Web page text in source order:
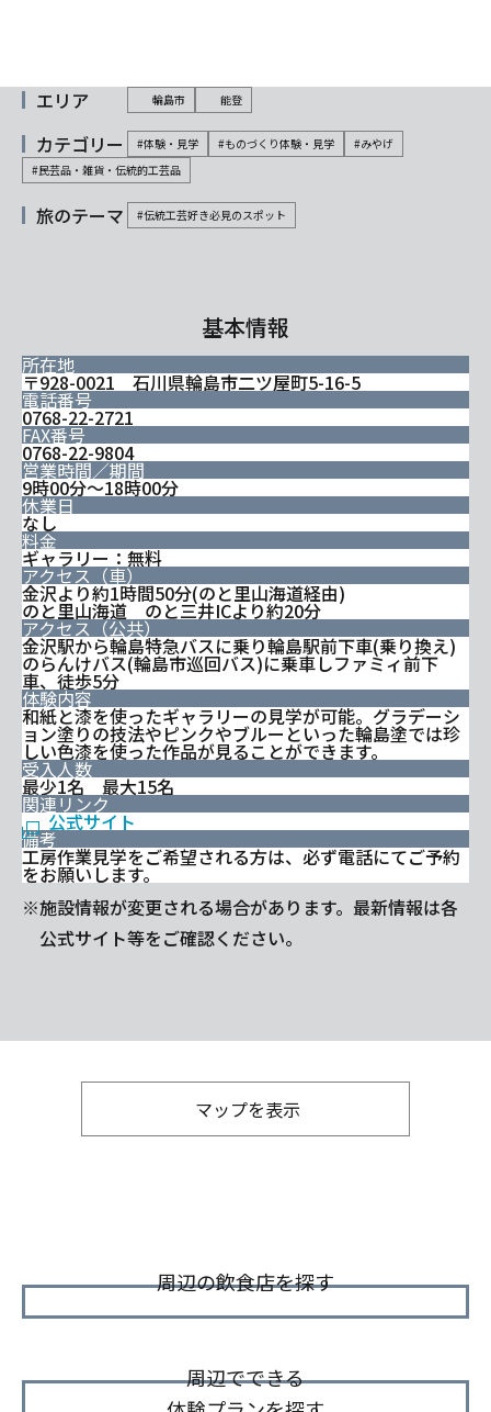
エリア 輪島市 能登
カテゴリー #体験・見学 #ものづくり体験・見学
#みやげ
#民芸品・雑貨・伝統的工芸品
旅のテーマ #伝統工芸好き必見のスポット
基本情報
所在地
〒928-0021 石川県輪島市二ツ屋町5-16-5
電話番号
0768-22-2721
FAX番号
0768-22-9804
営業時間／期間
9時00分～18時00分
休業日
なし
料金
ギャラリー：無料
アクセス（車）
金沢より約1時間50分(のと里山海道経由)
のと里山海道 のと三井ICより約20分
アクセス（公共）
金沢駅から輪島特急バスに乗り輪島駅前下車(乗り換え)
のらんけバス(輪島市巡回バス)に乗車しファミィ前下
車、徒歩5分
体験内容
和紙と漆を使ったギャラリーの見学が可能。グラデーシ
ョン塗りの技法やピンクやブルーといった輪島塗では珍
しい色漆を使った作品が見ることができます。
受入人数
最少1名 最大15名
関連リンク
公式サイト
備考
工房作業見学をご希望される方は、必ず電話にてご予約
をお願いします。
※施設情報が変更される場合があります。最新情報は各
公式サイト等をご確認ください。
マップを表示
周辺の飲食店を探す
周辺でできる